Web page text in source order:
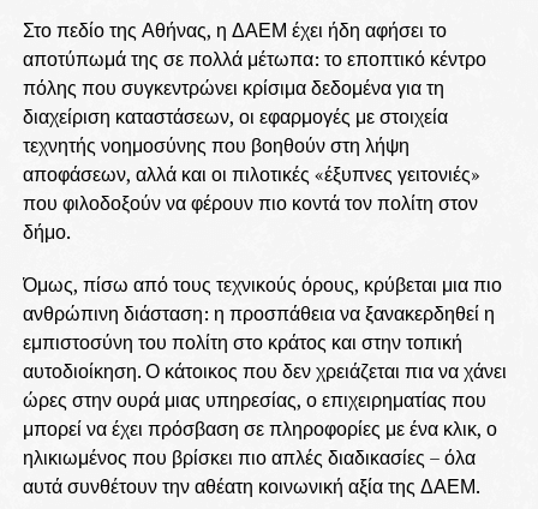
Στο πεδίο της Αθήνας, η ΔΑΕΜ έχει ήδη αφήσει το
αποτύπωμά της σε πολλά μέτωπα: το εποπτικό κέντρο
πόλης που συγκεντρώνει κρίσιμα δεδομένα για τη
διαχείριση καταστάσεων, οι εφαρμογές με στοιχεία
τεχνητής νοημοσύνης που βοηθούν στη λήψη
αποφάσεων, αλλά και οι πιλοτικές «έξυπνες γειτονιές»
που φιλοδοξούν να φέρουν πιο κοντά τον πολίτη στον
δήμο.
Όμως, πίσω από τους τεχνικούς όρους, κρύβεται μια πιο
ανθρώπινη διάσταση: η προσπάθεια να ξανακερδηθεί η
εμπιστοσύνη του πολίτη στο κράτος και στην τοπική
αυτοδιοίκηση. Ο κάτοικος που δεν χρειάζεται πια να χάνει
ώρες στην ουρά μιας υπηρεσίας, ο επιχειρηματίας που
μπορεί να έχει πρόσβαση σε πληροφορίες με ένα κλικ, ο
ηλικιωμένος που βρίσκει πιο απλές διαδικασίες – όλα
αυτά συνθέτουν την αθέατη κοινωνική αξία της ΔΑΕΜ.